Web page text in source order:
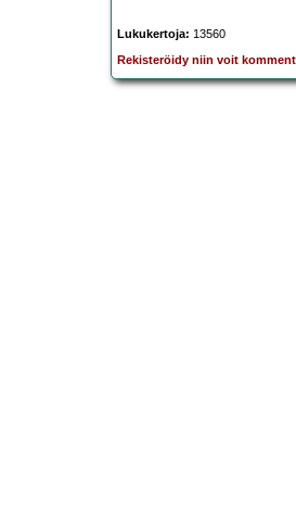
Lukukertoja: 13560
Rekisteröidy niin voit